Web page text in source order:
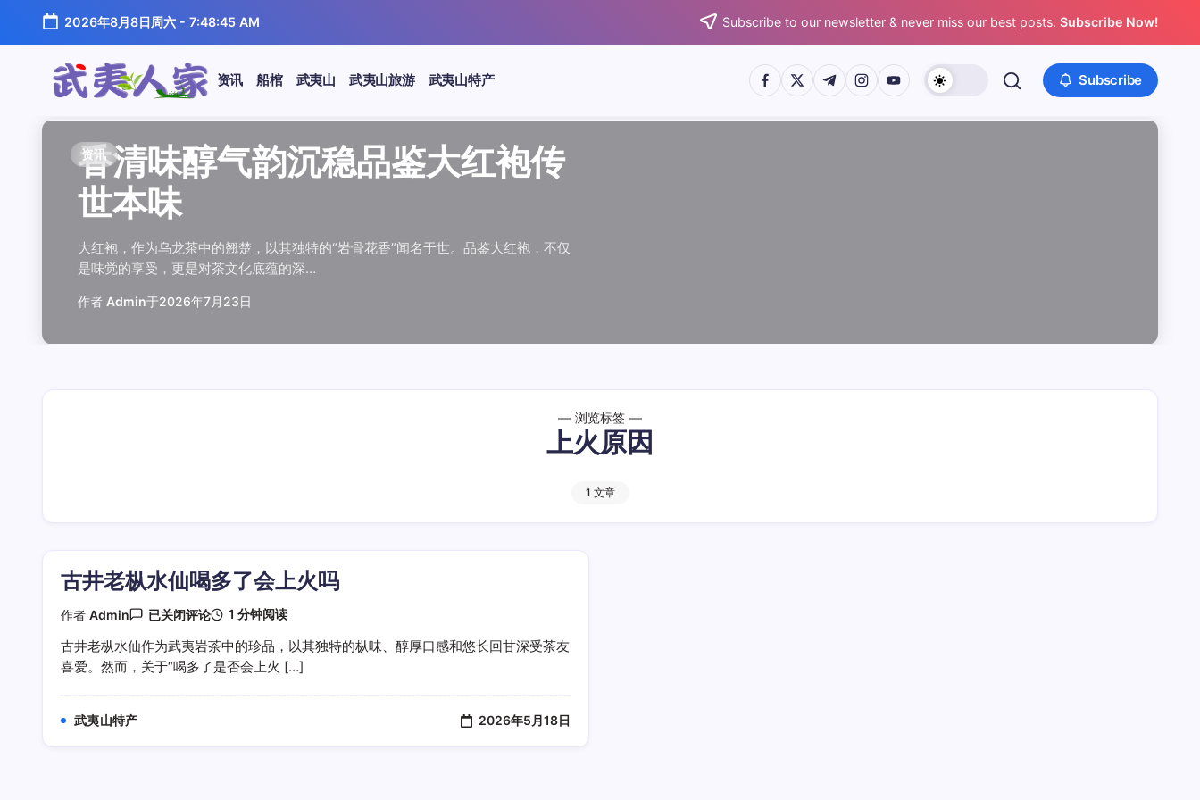
正
2026年8月8日周六- 7:48:45 AM Subscribe to our newsletter & never miss our best posts. Subscribe Now!
武
夷
资讯 船棺 武夷山 武夷山旅游 武夷山特产 https://www.facebook.com/
https://twitter.com/
https://t.me/
https://www.instagram.com/
https://youtube.com/ Subscribe
资讯
闲煮岩茶慢时光细品肉桂水仙大
红袍雅韵
在喧嚣的都市生活中，寻一处静谧，煮一壶岩茶，让时光慢下来。岩茶，产自福建武
夷山，因生长在岩石缝隙中而得名，其独…
作者 Admin于2026年7月24日
资讯
香清味醇气韵沉稳品鉴大红袍传
世本味
大红袍，作为乌龙茶中的翘楚，以其独特的“岩骨花香”闻名于世。品鉴大红袍，不仅
是味觉的享受，更是对茶文化底蕴的深…
作者 Admin于2026年7月23日
资讯
汤水顺滑底蕴绵长品鉴武夷水仙
温润质感
武夷水仙，作为乌龙茶中的经典品种，以其汤水顺滑、底蕴绵长而备受茶客青睐。品
鉴这款茶，仿佛在品味一段悠长的岁月，…
作者 Admin于2026年7月22日
资讯
唇齿留香久久不散品鉴武夷肉桂
独特魅力
武夷岩茶，素有“岩骨花香”之誉，而肉桂更是其中翘楚。其名源于香叶似肉桂，更因
其茶汤入口后，唇齿留香久久不散，令…
作者 Admin于2026年7月21日
资讯
岩韵浓淡各不同三款经典岩茶对
比品鉴
岩茶，作为乌龙茶中的瑰宝，以其独特的“岩韵”闻名于世。所谓岩韵，是茶叶在武夷
山丹霞地貌中吸收岩石矿物精华后形成…
作者 Admin于2026年7月20日
资讯
观汤色赏叶底全面品鉴肉桂水仙
大红袍
品鉴武夷岩茶，观汤色与赏叶底是关键环节。肉桂、水仙、大红袍作为岩茶代表，其
汤色与叶底各具特色，折射出工艺与山场…
作者 Admin于2026年7月19日
资讯
闲煮岩茶慢时光细品肉桂水仙大
红袍雅韵
在喧嚣的都市生活中，寻一处静谧，煮一壶岩茶，让时光慢下来。岩茶，产自福建武
夷山，因生长在岩石缝隙中而得名，其独…
作者 Admin于2026年7月24日
资讯
香清味醇气韵沉稳品鉴大红袍传
世本味
大红袍，作为乌龙茶中的翘楚，以其独特的“岩骨花香”闻名于世。品鉴大红袍，不仅
是味觉的享受，更是对茶文化底蕴的深…
作者 Admin于2026年7月23日
资讯汤水顺滑底蕴绵长品鉴武夷水仙
温润质感
武夷水仙，作为乌龙茶中的经典品种，以其汤水顺滑、底蕴绵长而备受茶客青睐。品
鉴这款茶，仿佛在品味一段悠长的岁月，…
Admin于2026年7月22日
资讯唇齿留香久久不散品鉴武夷肉桂
独特魅力
武夷岩茶，素有“岩骨花香”之誉，而肉桂更是其中翘楚。其名源于香叶似肉桂，更因
其茶汤入口后，唇齿留香久久不散，令…
Admin于2026年7月21日
资讯岩韵浓淡各不同三款经典岩茶对
比品鉴
岩茶，作为乌龙茶中的瑰宝，以其独特的“岩韵”闻名于世。所谓岩韵，是茶叶在武夷
山丹霞地貌中吸收岩石矿物精华后形成…
Admin于2026年7月20日
资讯观汤色赏叶底全面品鉴肉桂水仙
大红袍
品鉴武夷岩茶，观汤色与赏叶底是关键环节。肉桂、水仙、大红袍作为岩茶代表，其
汤色与叶底各具特色，折射出工艺与山场…
Admin于2026年7月19日
资讯闲煮岩茶慢时光细品肉桂水仙大
红袍雅韵
在喧嚣的都市生活中，寻一处静谧，煮一壶岩茶，让时光慢下来。岩茶，产自福建武
夷山，因生长在岩石缝隙中而得名，其独…
Admin于2026年7月24日
资讯香清味醇气韵沉稳品鉴大红袍传
世本味
大红袍，作为乌龙茶中的翘楚，以其独特的“岩骨花香”闻名于世。品鉴大红袍，不仅
是味觉的享受，更是对茶文化底蕴的深…
Admin于2026年7月23日
资讯汤水顺滑底蕴绵长品鉴武夷水仙
温润质感
武夷水仙，作为乌龙茶中的经典品种，以其汤水顺滑、底蕴绵长而备受茶客青睐。品
鉴这款茶，仿佛在品味一段悠长的岁月，…
Admin于2026年7月22日
资讯唇齿留香久久不散品鉴武夷肉桂
独特魅力
武夷岩茶，素有“岩骨花香”之誉，而肉桂更是其中翘楚。其名源于香叶似肉桂，更因
其茶汤入口后，唇齿留香久久不散，令…
Admin于2026年7月21日
资讯岩韵浓淡各不同三款经典岩茶对
比品鉴
岩茶，作为乌龙茶中的瑰宝，以其独特的“岩韵”闻名于世。所谓岩韵，是茶叶在武夷
山丹霞地貌中吸收岩石矿物精华后形成…
Admin于2026年7月20日
资讯观汤色赏叶底全面品鉴肉桂水仙
大红袍
品鉴武夷岩茶，观汤色与赏叶底是关键环节。肉桂、水仙、大红袍作为岩茶代表，其
汤色与叶底各具特色，折射出工艺与山场…
Admin于2026年7月19日
浏览标签
上火原因
1 文章
古井老枞水仙喝多了会上火吗
作者 Admin
古
老
枞
水
已关闭评论 1 分钟阅读
古井老枞水仙作为武夷岩茶中的珍品，以其独特的枞味、醇厚口感和悠长回甘深受茶友
喜爱。然而，关于“喝多了是否会上火 […]
武夷山特产 2026年5月18日